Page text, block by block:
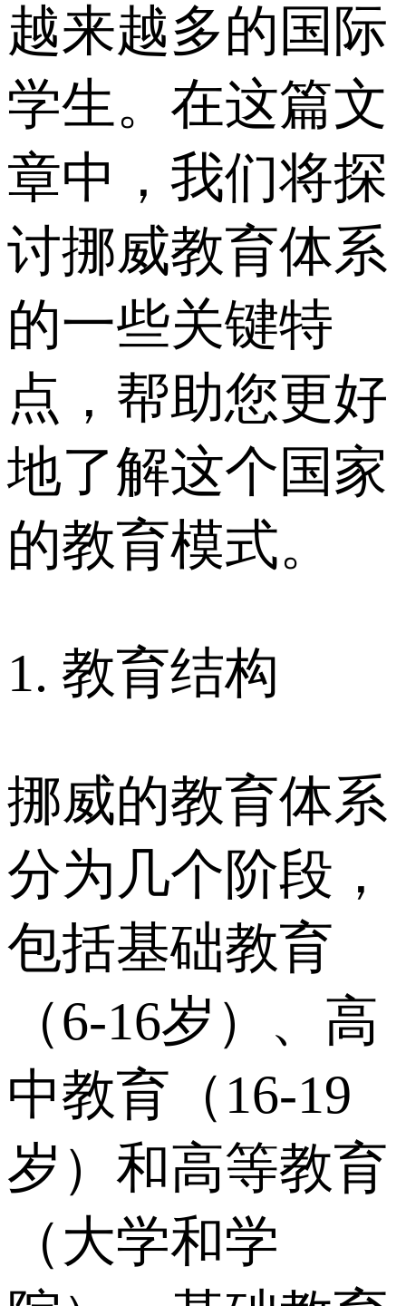
越来越多的国际
学生。在这篇文
章中，我们将探
讨挪威教育体系
的一些关键特
点，帮助您更好
地了解这个国家
的教育模式。
1. 教育结构
挪威的教育体系
分为几个阶段，
包括基础教育
（6-16岁）、高
中教育（16-19
岁）和高等教育
（大学和学